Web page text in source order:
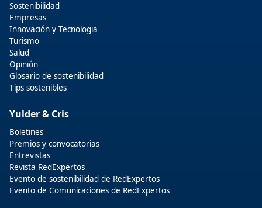
Sostenibilidad
Empresas
Innovación y Tecnologia
Turismo
Salud
Opinión
Glosario de sostenibilidad
Tips sostenibles
Yulder & Cris
Boletines
Premios y convocatorias
Entrevistas
Revista RedExpertos
Evento de sostenibilidad de RedExpertos
Evento de Comunicaciones de RedExpertos